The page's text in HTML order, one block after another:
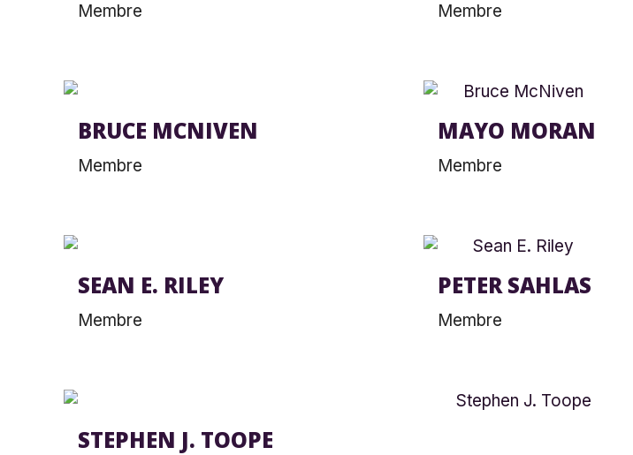
Membre Membre
BRUCE MCNIVEN
Membre
MAYO MORAN
Membre
SEAN E. RILEY
Membre
PETER SAHLAS
Membre
STEPHEN J. TOOPE